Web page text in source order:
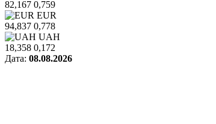
82,167 0,759
EUR
94,837 0,778
UAH
18,358 0,172
Дата: 08.08.2026